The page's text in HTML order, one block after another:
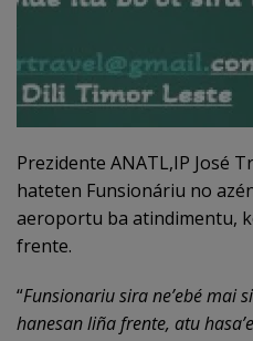
Prezidente ANATL,IP José
hateten Funsionáriu no
aeroportu ba atindimentu,
frente.
“Funsionariu sira ne’ebé mai
hanesan liña frente, atu